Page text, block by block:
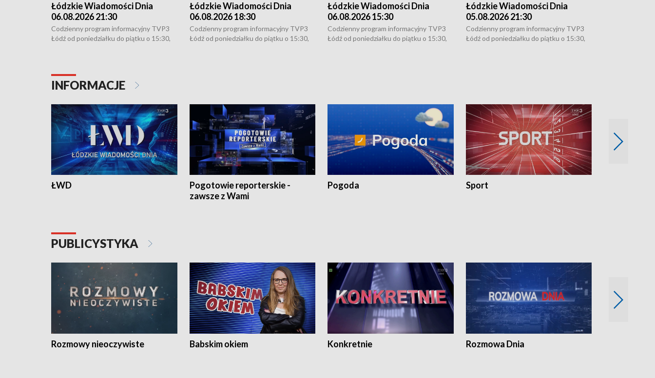
Łódzkie Wiadomości Dnia
06.08.2026 21:30
Codzienny program informacyjny TVP3
Łódź od poniedziałku do piątku o 15:30,
Łódzkie Wiadomości Dnia
06.08.2026 18:30
Codzienny program informacyjny TVP3
Łódź od poniedziałku do piątku o 15:30,
Łódzkie Wiadomości Dnia
06.08.2026 15:30
Codzienny program informacyjny TVP3
Łódź od poniedziałku do piątku o 15:30,
Łódzkie Wiadomości Dnia
05.08.2026 21:30
Codzienny program informacyjny TVP3
Łódź od poniedziałku do piątku o 15:30,
INFORMACJE
ŁWD
Pogotowie reporterskie -
zawsze z Wami
Pogoda Sport
PUBLICYSTYKA
Rozmowy nieoczywiste Babskim okiem Konkretnie Rozmowa Dnia